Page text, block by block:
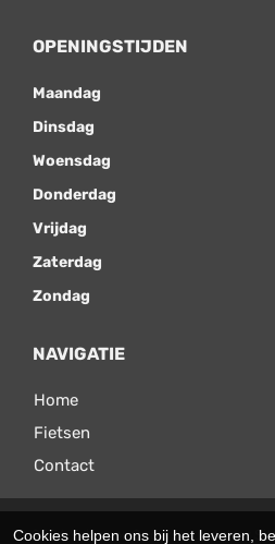
OPENINGSTIJDEN
Maandag
Dinsdag
Woensdag
Donderdag
Vrijdag
Zaterdag
Zondag
NAVIGATIE
Home
Fietsen
Contact
© 2026 Velomax. Ondersteund door
Cookies helpen ons bij het leveren,